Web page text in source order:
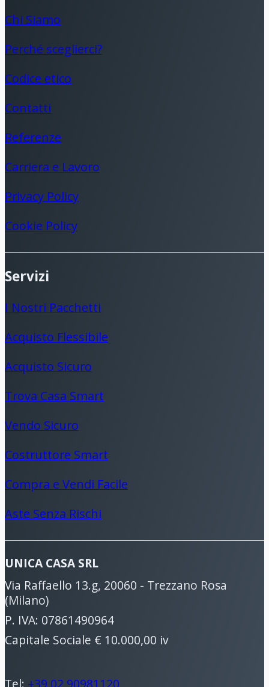
Chi Siamo
Perché sceglierci?
Codice etico
Contatti
Referenze
Carriera e Lavoro
Privacy Policy
Cookie Policy
Servizi
I Nostri Pacchetti
Acquisto Flessibile
Acquisto Sicuro
Trova Casa Smart
Vendo Sicuro
Costruttore Smart
Compra e Vendi Facile
Aste Senza Rischi
UNICA CASA SRL
Via Raffaello 13.g, 20060 - Trezzano Rosa
(Milano)
P. IVA: 07861490964
Capitale Sociale € 10.000,00 iv